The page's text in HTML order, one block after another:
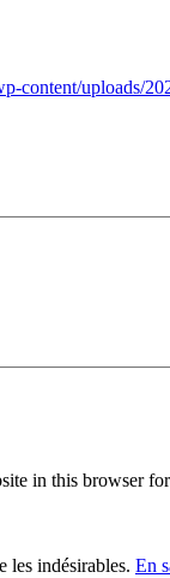
content/uploads/
in this browser
les indésirables. En